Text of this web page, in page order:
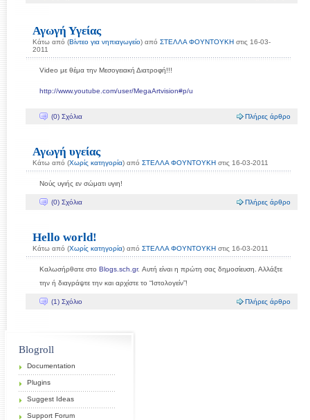
Αγωγή Υγείας
Κάτω από (Βίντεο για νηπιαγωγείο) από ΣΤEΛΛΑ ΦΟΥΝΤΟΥΚΗ στις 16-03-
2011
Video με θέμα την Μεσογειακή Διατροφή!!!
http://www.youtube.com/user/MegaArtvision#p/u
(0) Σχόλια Πλήρες άρθρο
Αγωγή υγείας
Κάτω από (Χωρίς κατηγορία) από ΣΤEΛΛΑ ΦΟΥΝΤΟΥΚΗ στις 16-03-2011
Νούς υγιής εν σώματι υγιη!
(0) Σχόλια Πλήρες άρθρο
Hello world!
Κάτω από (Χωρίς κατηγορία) από ΣΤEΛΛΑ ΦΟΥΝΤΟΥΚΗ στις 16-03-2011
Καλωσήρθατε στο Blogs.sch.gr. Αυτή είναι η πρώτη σας δημοσίευση. Αλλάξτε
την ή διαγράψτε την και αρχίστε το “Ιστολογείν”!
(1) Σχόλιο Πλήρες άρθρο
Blogroll
Documentation
Plugins
Suggest Ideas
Support Forum